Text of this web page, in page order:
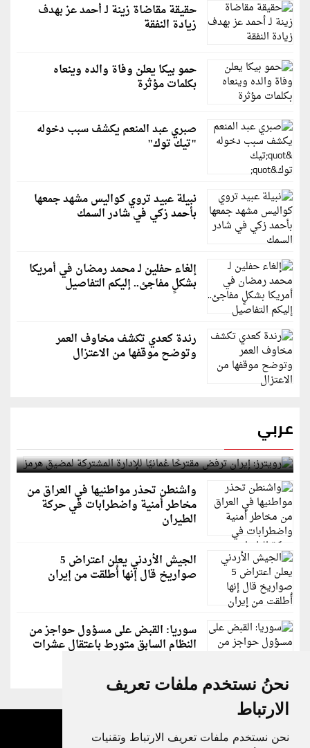
نحنُ نستخدم ملفات تعريف
الارتباط
نحن نستخدم ملفات تعريف الارتباط وتقنيات
حقيقة مقاضاة زينة لـ أحمد عز بهدف
زيادة النفقة
حمو بيكا يعلن وفاة والده وينعاه
بكلمات مؤثرة
صبري عبد المنعم يكشف سبب دخوله
"تيك توك"
نبيلة عبيد تروي كواليس مشهد جمعها
بأحمد زكي في شادر السمك
إلغاء حفلين لـ محمد رمضان في أمريكا
بشكلٍ مفاجئ.. إليكم التفاصيل
رندة كعدي تكشف مخاوف العمر
وتوضح موقفها من الاعتزال
عربي
رويترز: إيران ترفض مقترحًا عُمانيًا للإدارة المشتركة
لمضيق هرمز
واشنطن تحذر مواطنيها في العراق من
مخاطر أمنية واضطرابات في حركة
الطيران
الجيش الأردني يعلن اعتراض 5
صواريخ قال إنها أُطلقت من إيران
سوريا: القبض على مسؤول حواجز من
النظام السابق متورط باعتقال عشرات